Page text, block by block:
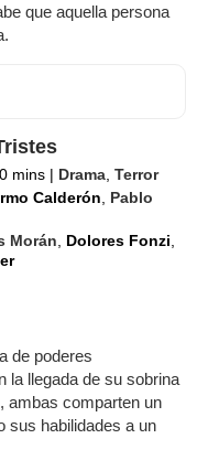
que aquella persona
mins | Drama ,Terror
Calderón
Pablo
Morán Dolores Fonzi
de poderes
la llegada de su sobrina
ambas comparten un
sus habilidades a un